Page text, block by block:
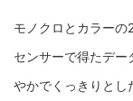
モノクロとカラー
センサーで得たデ
やかでくっきりとし